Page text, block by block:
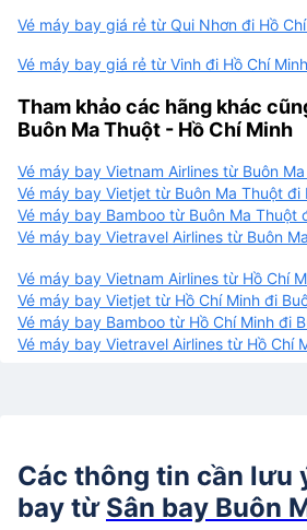
Vé máy bay giá rẻ từ Qui Nhơn đi Hồ
Vé máy bay giá rẻ từ Vinh đi Hồ Chí Minh
Tham khảo các hãng khác
Buôn Ma Thuột - Hồ Chí Minh
Vé máy bay Vietnam Airlines từ Buôn
Vé máy bay Vietjet từ Buôn Ma Thuột đi
Vé máy bay Bamboo từ Buôn Ma Thuột
Vé máy bay Vietravel Airlines từ Buôn
Vé máy bay Vietnam Airlines từ Hồ Chí
Vé máy bay Vietjet từ Hồ Chí Minh đi
Vé máy bay Bamboo từ Hồ Chí Minh đi
Vé máy bay Vietravel Airlines từ Hồ Chí
Các thông tin cần lưu
bay từ Sân bay Buôn